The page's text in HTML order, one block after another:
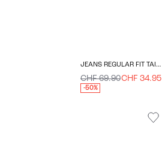
JEANS REGULAR FIT TAILLE EXTRA HAUTE
CHF 69.90CHF 34.95
-50%